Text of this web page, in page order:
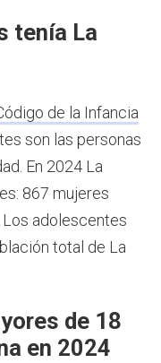
tenía La
de la Infancia
son las personas
En 2024 La
867 mujeres
Los adolescentes
total de La
de 18
en 2024